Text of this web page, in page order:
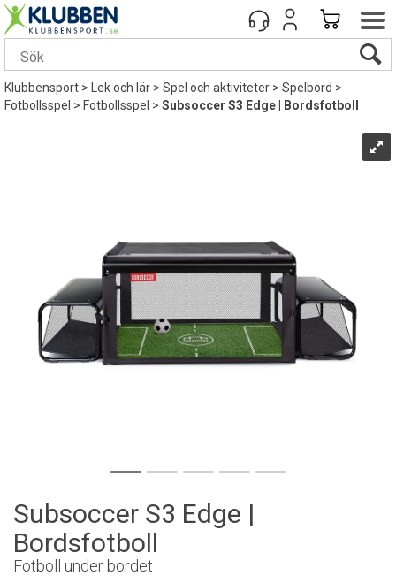
Klubbensport> Lek och lär>Spel och aktiviteter>Spelbord>
Fotbollsspel >Fotbollsspel >Subsoccer S3 Edge | Bordsfotboll
Subsoccer S3 Edge |
Bordsfotboll
Fotboll under bordet